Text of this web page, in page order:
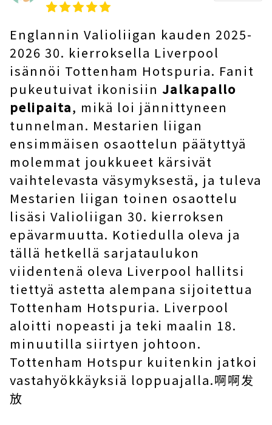
Englannin Valioliigan kauden 2025-
2026 30. kierroksella Liverpool
isännöi Tottenham Hotspuria. Fanit
pukeutuivat ikonisiin Jalkapallo
pelipaita, mikä loi jännittyneen
tunnelman. Mestarien liigan
ensimmäisen osaottelun päätyttyä
molemmat joukkueet kärsivät
vaihtelevasta väsymyksestä, ja tuleva
Mestarien liigan toinen osaottelu
lisäsi Valioliigan 30. kierroksen
epävarmuutta. Kotiedulla oleva ja
tällä hetkellä sarjataulukon
viidentenä oleva Liverpool hallitsi
tiettyä astetta alempana sijoitettua
Tottenham Hotspuria. Liverpool
aloitti nopeasti ja teki maalin 18.
minuutilla siirtyen johtoon.
Tottenham Hotspur kuitenkin jatkoi
vastahyökkäyksiä loppuajalla.啊啊发
放